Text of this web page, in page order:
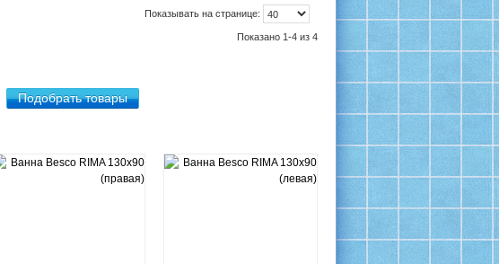
Показывать на странице:
Показано 1-4 из 4